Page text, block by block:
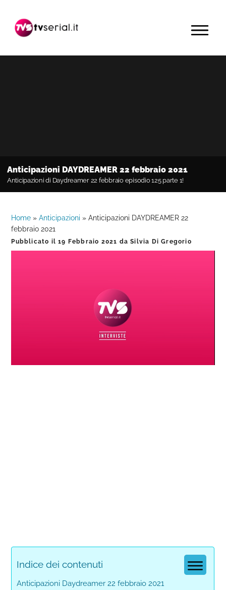
navigazione
contenuto
barra
primaria
MENU
Anticipazioni DAYDREAMER 22 febbraio 2021
Anticipazioni di Daydreamer 22 febbraio episodio 125 parte 1!
Home »Anticipazioni »Anticipazioni DAYDREAMER 22
febbraio 2021
Pubblicato il19 Febbraio 2021 daSilvia Di Gregorio
0%
0%
Indice dei contenuti
Anticipazioni Daydreamer 22 febbraio 2021